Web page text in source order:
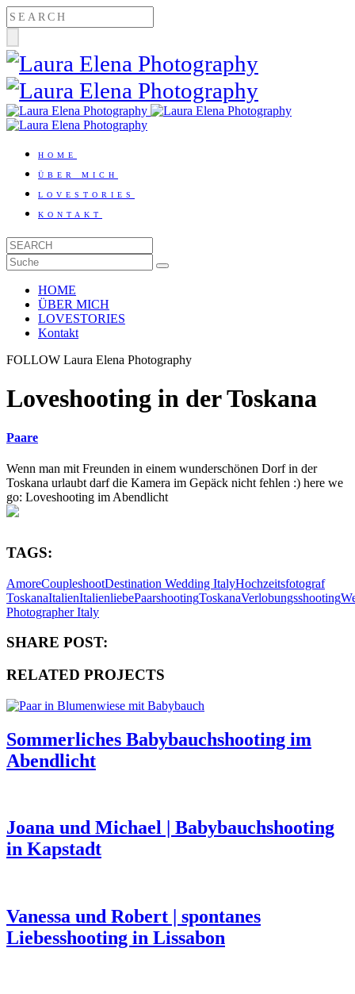
HOME
ÜBER MICH
LOVESTORIES
KONTAKT
HOME
ÜBER MICH
LOVESTORIES
Kontakt
FOLLOW Laura Elena Photography
Loveshooting in der Toskana
Paare
Wenn man mit Freunden in einem wunderschönen Dorf in der
Toskana urlaubt darf die Kamera im Gepäck nicht fehlen :) here we
go: Loveshooting im Abendlicht
TAGS:
AmoreCoupleshootDestination Wedding ItalyHochzeitsfotograf
ToskanaItalienItalienliebePaarshootingToskanaVerlobungsshooting
Photographer Italy
SHARE POST:
RELATED PROJECTS
Sommerliches Babybauchshooting im
Abendlicht
Joana und Michael | Babybauchshooting
in Kapstadt
Vanessa und Robert | spontanes
Liebesshooting in Lissabon